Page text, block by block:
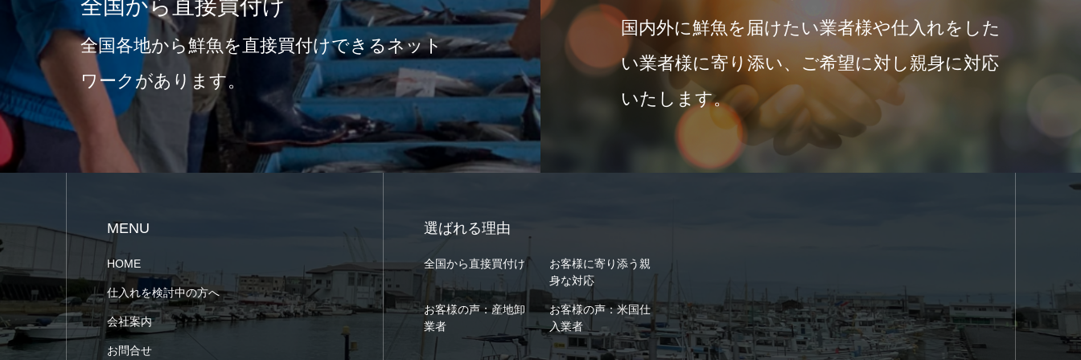
全国から直接買付け
全国各地から鮮魚を直接買付けできるネット
ワークがあります。
国内外に鮮魚を届けたい業者様や仕入れをした
い業者様に寄り添い、ご希望に対し親身に対応
いたします。
MENU
HOME
仕入れを検討中の方へ
会社案内
お問合せ
選ばれる理由
全国から直接買付け
お客様に寄り添う親
身な対応
お客様の声：産地卸
業者
お客様の声：米国仕
入業者